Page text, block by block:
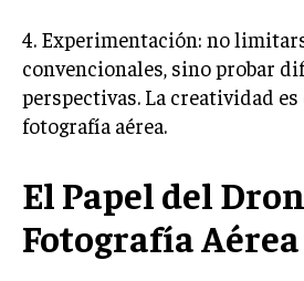
4. Experimentación: no
convencionales, sino probar
perspectivas. La creatividad es
fotografía aérea.
El Papel del
Fotografía Aérea